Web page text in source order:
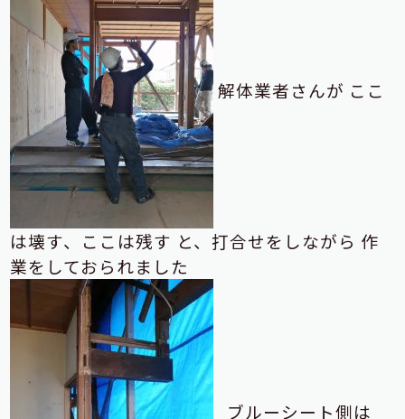
解体業者さんが ここ
は壊す、ここは残す と、打合せをしながら 作
業をしておられました
ブルーシート側は